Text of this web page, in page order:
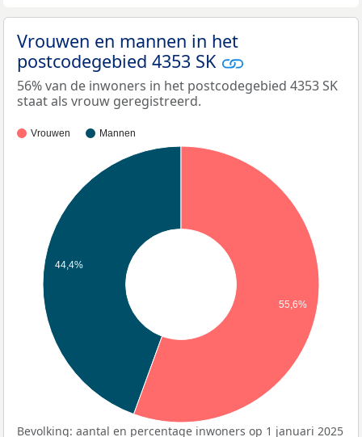
Vrouwen en mannen in het
postcodegebied 4353 SK
56% van de inwoners in het postcodegebied 4353 SK
staat als vrouw geregistreerd.
Vrouwen Mannen
44,4%
55,6%
Bevolking: aantal en percentage inwoners op 1 januari 2025